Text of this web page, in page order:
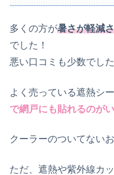
多くの方が暑さが軽減
でした！
悪い口コミも少数でした
よく売っている遮熱シ
で網戸にも貼れるのが
クーラーのついてない
ただ、遮熱や紫外線カ